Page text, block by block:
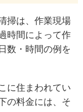
掃は、作業現場
時間によって作
数・時間の例を
に住まわれてい
の料金には、そ